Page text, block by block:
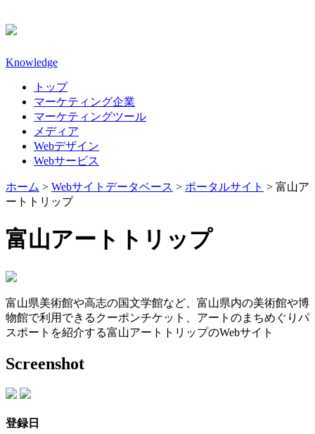
Knowledge
トップ
マーケティング企業
マーケティングツール
メディア
Webデザイン
Webサービス
ホーム > Webサイトデータベース > ポータルサイト > 富山ア
ートトリップ
富山アートトリップ
富山県美術館や高志の国文学館など、富山県内の美術館や博
物館で利用できるクーポンチケット、アートのまちめぐりパ
スポートを紹介する富山アートトリップのWebサイト
Screenshot
登録日